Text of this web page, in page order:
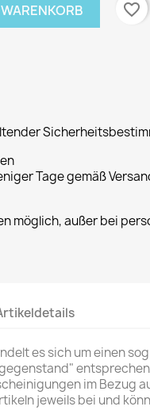
favorite_border
Tage gemäß
möglich, außer bei
es sich um einen
im Bezug
jeweils bei und